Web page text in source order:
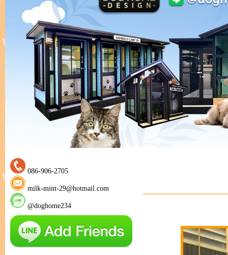
086-906-2705
milk-mint-29@hotmail.com
@doghome234